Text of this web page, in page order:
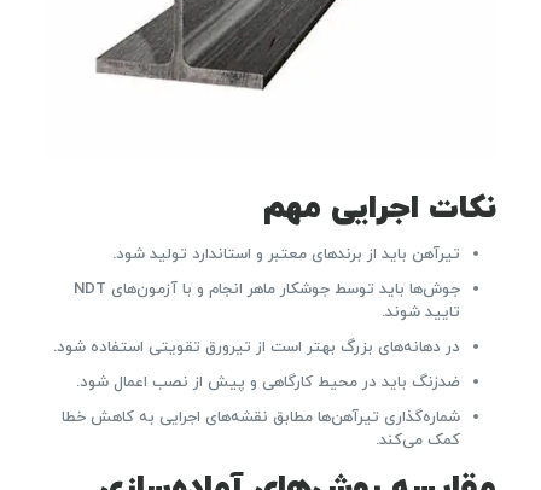
نکات اجرایی مهم
تیرآهن باید از برندهای معتبر و استاندارد تولید شود.
جوش‌ها باید توسط جوشکار ماهر انجام و با آزمون‌های NDT
تایید شوند.
در دهانه‌های بزرگ بهتر است از تیرورق تقویتی استفاده شود.
ضدزنگ باید در محیط کارگاهی و پیش از نصب اعمال شود.
شماره‌گذاری تیرآهن‌ها مطابق نقشه‌های اجرایی به کاهش خطا
کمک می‌کند.